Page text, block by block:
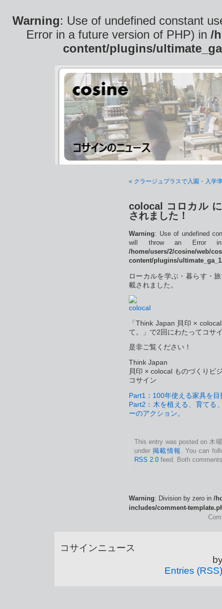
Warning: Use of undefined constant
Error in a future version of PHP) in /
content/plugins/
« クラージュプラスで入園・入学
colocal コロカル
されました！
Warning: Use of undefined
will throw an Error
/home/users/2/cosine/web/
content/plugins/
ローカルを学ぶ・暮らす・
載されました。
「Think Japan 貝印 ×
て。」で2回にわたってコサ
是非ご覧ください！
Think Japan
貝印 × colocal ものづくりビ
コサイン
Part1：100年使える家具を目
Part2：木を植える、育てる
ーのアクション。
This entry was posted on 木
under掲載情報
. You can
RSS 2.0 feed. Both
Warning: Division by zero in /
includes/comment-
コサインニュー
Entries (RSS)